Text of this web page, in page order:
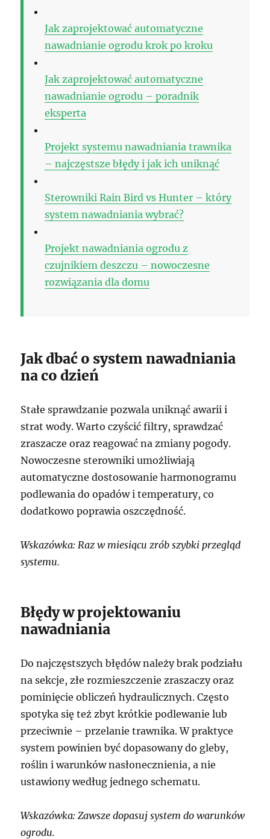
Jak zaprojektować automatyczne
nawadnianie ogrodu krok po kroku
Jak zaprojektować automatyczne
nawadnianie ogrodu – poradnik
eksperta
Projekt systemu nawadniania trawnika
– najczęstsze błędy i jak ich uniknąć
Sterowniki Rain Bird vs Hunter – który
system nawadniania wybrać?
Projekt nawadniania ogrodu z
czujnikiem deszczu – nowoczesne
rozwiązania dla domu
Jak dbać o system nawadniania
na co dzień
Stałe sprawdzanie pozwala uniknąć awarii i
strat wody. Warto czyścić filtry, sprawdzać
zraszacze oraz reagować na zmiany pogody.
Nowoczesne sterowniki umożliwiają
automatyczne dostosowanie harmonogramu
podlewania do opadów i temperatury, co
dodatkowo poprawia oszczędność.
Wskazówka: Raz w miesiącu zrób szybki przegląd
systemu.
Błędy w projektowaniu
nawadniania
Do najczęstszych błędów należy brak podziału
na sekcje, złe rozmieszczenie zraszaczy oraz
pominięcie obliczeń hydraulicznych. Często
spotyka się też zbyt krótkie podlewanie lub
przeciwnie – przelanie trawnika. W praktyce
system powinien być dopasowany do gleby,
roślin i warunków nasłonecznienia, a nie
ustawiony według jednego schematu.
Wskazówka: Zawsze dopasuj system do warunków
ogrodu.